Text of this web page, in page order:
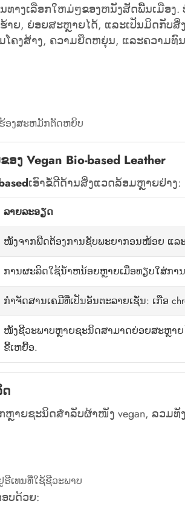
ນທາງເລືອກໃຫມ່ໆຂອງຫນັງສັດພື້ນເມືອ
າຍ, ຍ່ອຍສະຫຼາຍໄດ້, ແລະເປັນມິດກັບ
ໂຄງສ້າງ, ຄວາມຍືດຫຍຸ່ນ, ແລະຄວາ
ອງສະຫມັກຕັດຫຍິບ
Vegan Bio-based Leather
ເອົາຂໍ້ດີດ້ານສິ່ງແວດລ້ອມຫຼາຍຢ່າງ:
ລາຍລະອຽດ
ໜັງຈາກພືດຕ້ອງການຊັບພະຍາກອນໜ້ອຍ ແ
ການ​ຜະ​ລິດ​ໃຊ້​ນ​້​ໍ​າ​ຫນ້ອຍ​ຫຼາຍ​ເມື່ອ​ທຽບ​ໃສ່​ກາ
ກໍາຈັດສານເຄມີທີ່ເປັນອັນຕະລາຍເຊັ່ນ: ເກືອ
ໜັງຊີວະພາບຫຼາຍຊະນິດສາມາດຍ່ອຍສະຫຼາ
ຂີ້ເຫຍື້ອ.
າຍຊະນິດສຳລັບຜ້າໜັງ vegan, ລວມທັ
ເທນທີ່ໃຊ້ຊີວະພາບ
ບດ້ວຍ: